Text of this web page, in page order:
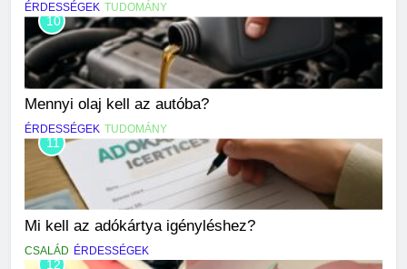
ÉRDESSÉGEK TUDOMÁNY
10
Mennyi olaj kell az autóba?
ÉRDESSÉGEK TUDOMÁNY
11
Mi kell az adókártya igényléshez?
CSALÁD ÉRDESSÉGEK
12